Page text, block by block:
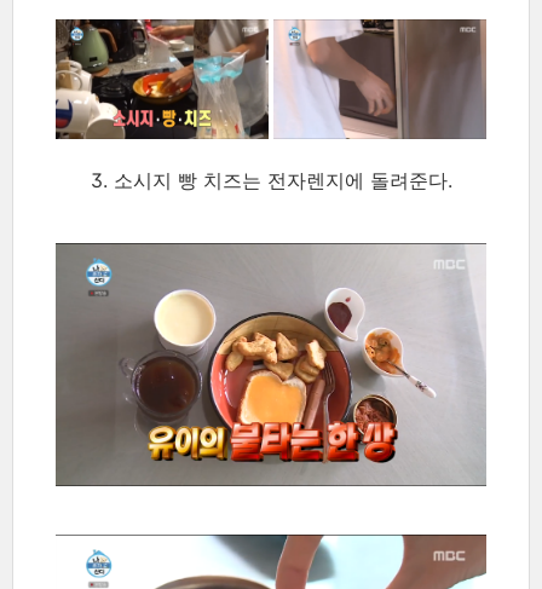
3. 소시지 빵 치즈는 전자렌지에 돌려준다.